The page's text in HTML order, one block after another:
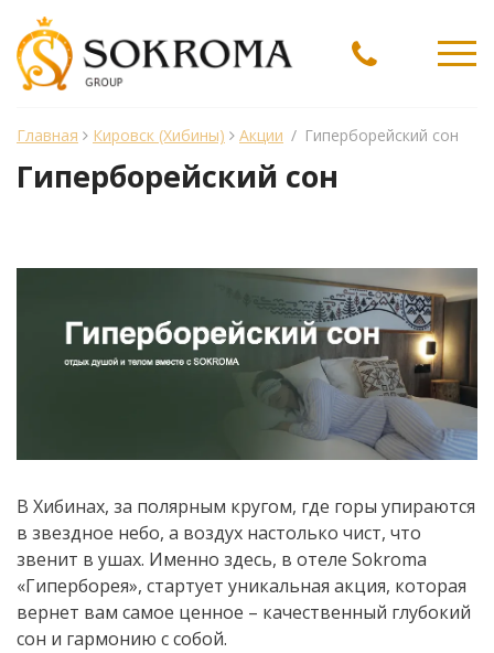
Главная Кировск (Хибины) Акции / Гиперборейский сон
Гиперборейский сон
В Хибинах, за полярным кругом, где горы упираются
в звездное небо, а воздух настолько чист, что
звенит в ушах. Именно здесь, в отеле Sokroma
«Гиперборея», стартует уникальная акция, которая
вернет вам самое ценное – качественный глубокий
сон и гармонию с собой.